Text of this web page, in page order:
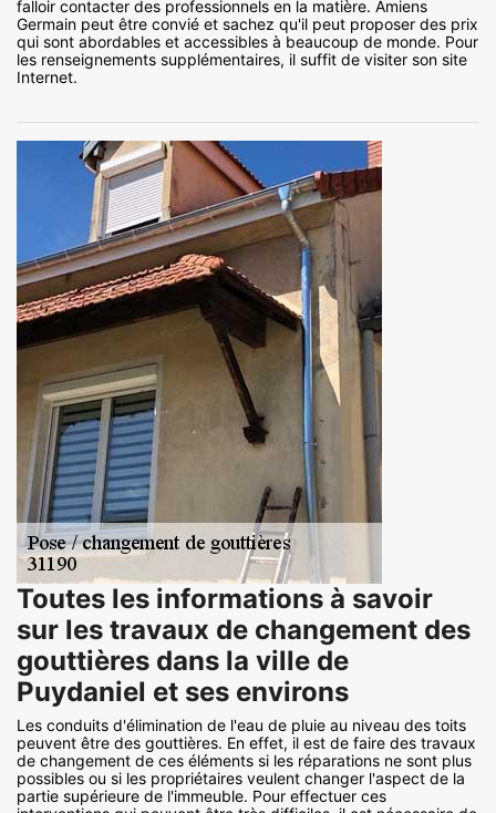
falloir contacter des professionnels en la matière. Amiens
Germain peut être convié et sachez qu'il peut proposer des prix
qui sont abordables et accessibles à beaucoup de monde. Pour
les renseignements supplémentaires, il suffit de visiter son site
Internet.
Toutes les informations à savoir
sur les travaux de changement des
gouttières dans la ville de
Puydaniel et ses environs
Les conduits d'élimination de l'eau de pluie au niveau des toits
peuvent être des gouttières. En effet, il est de faire des travaux
de changement de ces éléments si les réparations ne sont plus
possibles ou si les propriétaires veulent changer l'aspect de la
partie supérieure de l'immeuble. Pour effectuer ces